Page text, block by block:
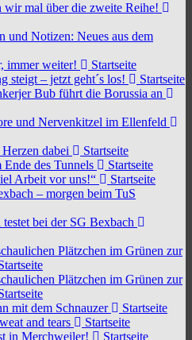
wir mal über die zweite Reihe!
und Notizen: Neues aus dem
immer weiter!
Startseite
steigt – jetzt geht´s los!
Startseite
Bub führt die Borussia an
und Nervenkitzel im Ellenfeld
dabei
Startseite
des Tunnels
Startseite
Arbeit vor uns!“
Startseite
– morgen beim TuS
testet bei der SG Bexbach
Plätzchen im Grünen zur
Plätzchen im Grünen zur
mit dem Schnauzer
Startseite
and tears
Startseite
in Merchweiler!
Startseite